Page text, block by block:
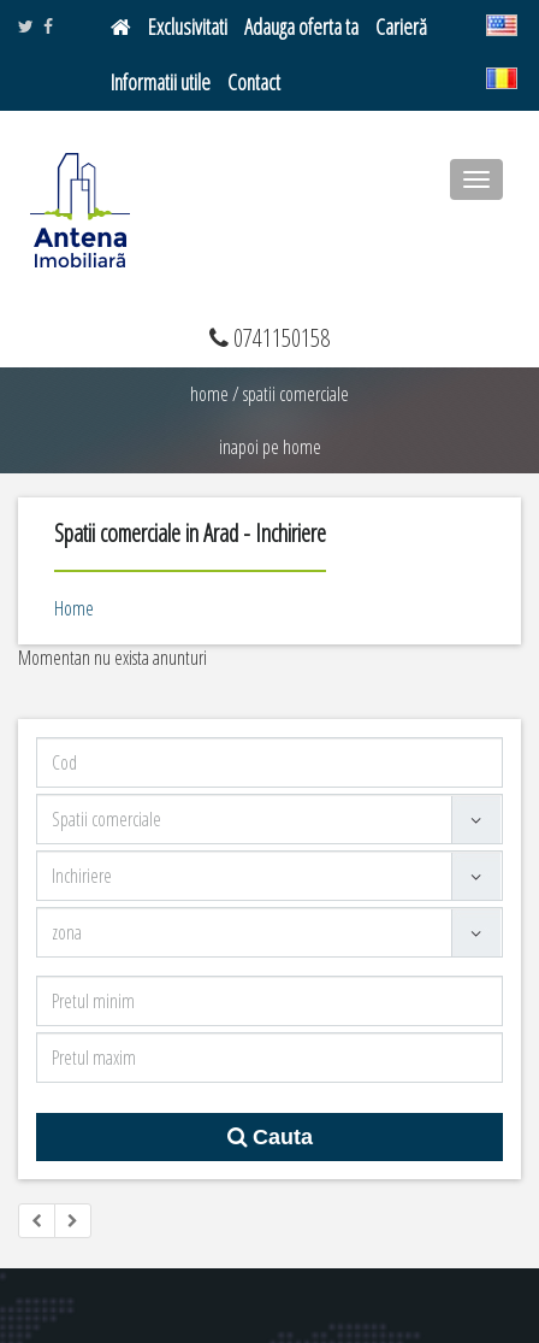
Exclusivitati Adauga oferta ta
Carieră
Informatii utile
Contact
Toggle
0741150158
home/spatii comerciale
inapoi pe home
Spatii comerciale in Arad - Inchiriere
Home
Momentan nu exista anunturi
Cauta